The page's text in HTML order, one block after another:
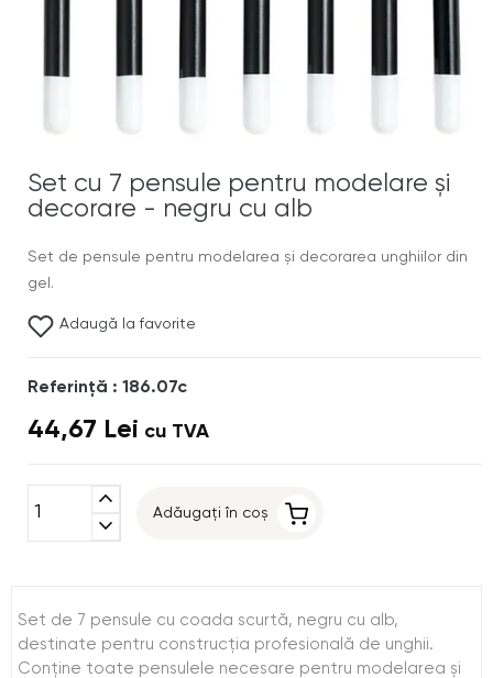
Set cu 7 pensule pentru modelare şi
decorare - negru cu alb
Set de pensule pentru modelarea şi decorarea unghiilor din
gel.
Adaugă la favorite
Referinţă : 186.07c
44,67 Lei cu TVA
expand_less
expand_more
Adăugați în coș
Set de 7 pensule cu coada scurtă, negru cu alb,
destinate pentru construcţia profesională de unghii.
Conţine toate pensulele necesare pentru modelarea şi